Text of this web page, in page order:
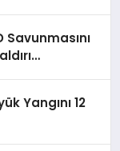
Savunmasını
Yangını 12